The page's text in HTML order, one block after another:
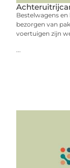
Bestelwagens
bezorgen van
voertuigen zijn